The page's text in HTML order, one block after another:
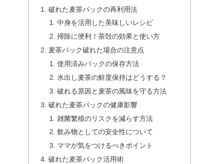
破れた麦茶パックの再利用法
中身を活用した美味しいレシピ
掃除に便利！茶殻の効果と使い方
麦茶パック破れた場合の注意点
使用済みパックの保存方法
水出し麦茶の鮮度保持はどうする？
破れる原因と麦茶の風味を守る方法
破れた麦茶パックの健康影響
雑菌繁殖のリスクを減らす方法
飲み物としての安全性について
ママが気をつけるべきポイント
破れた麦茶パック活用術